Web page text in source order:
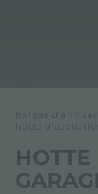
balises
hotte